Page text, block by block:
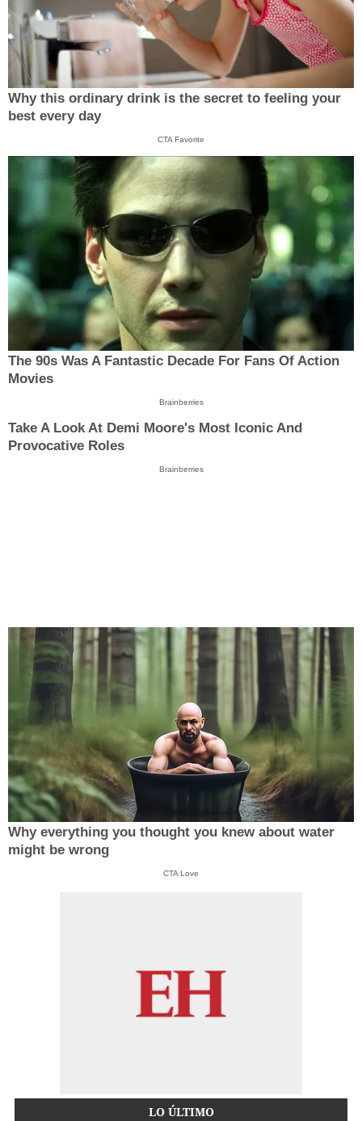
Why this ordinary drink is the secret to feeling your
best every day
CTA Favorite
The 90s Was A Fantastic Decade For Fans Of Action
Movies
Brainberries
Take A Look At Demi Moore's Most Iconic And
Provocative Roles
Brainberries
Why everything you thought you knew about water
might be wrong
CTA Love
LO ÚLTIMO